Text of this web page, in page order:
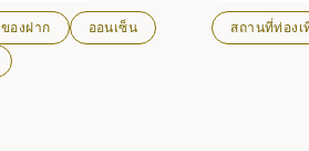
ของฝาก
ออนเซ็น
สถานที่ท่องเ